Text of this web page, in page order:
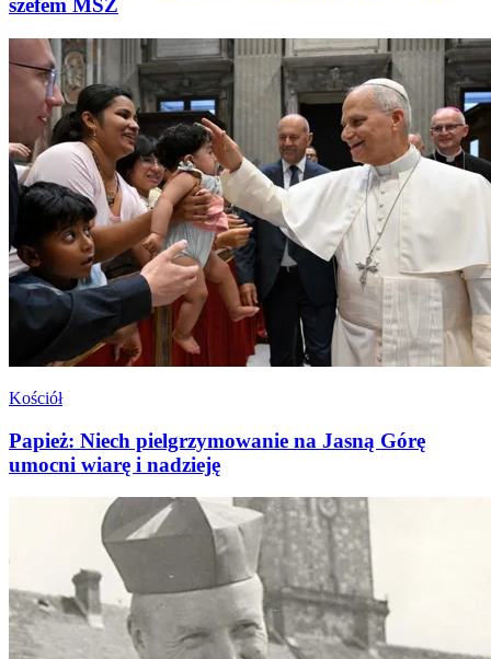
szefem MSZ
Kościół
Papież: Niech pielgrzymowanie na Jasną Górę
umocni wiarę i nadzieję